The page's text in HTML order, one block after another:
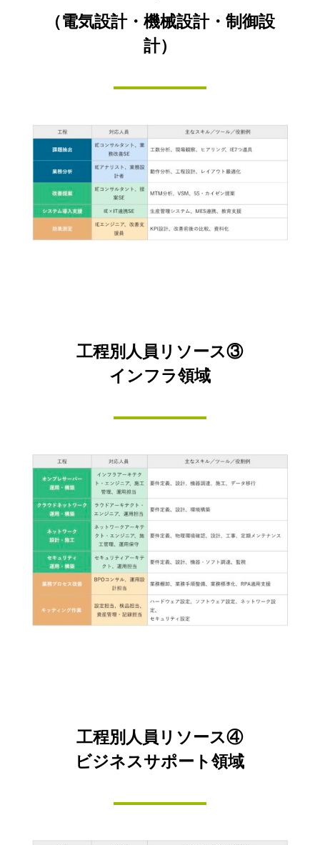
（電気設計・機械設計・制御設
計）
工程別人員リソース③
インフラ領域
工程別人員リソース④
ビジネスサポート領域